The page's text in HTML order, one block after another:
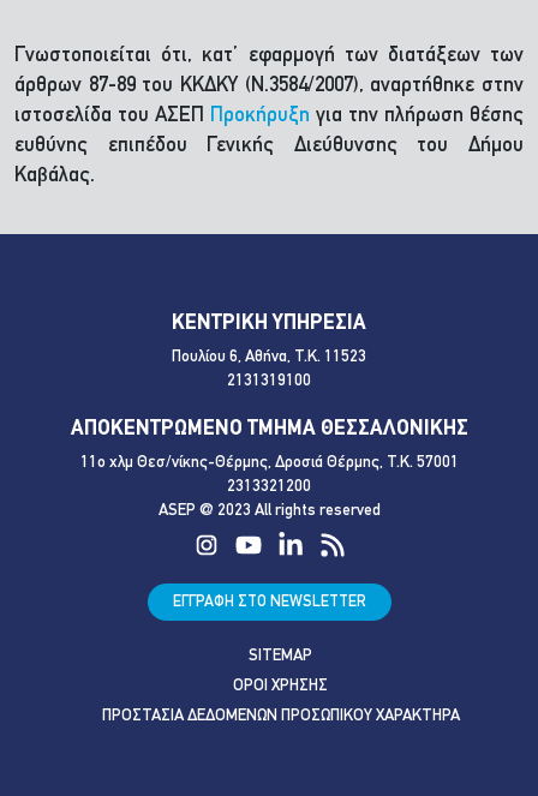
Γνωστοποιείται ότι, κατ’ εφαρμογή των διατάξεων των
άρθρων 87-89 του ΚΚΔΚΥ (Ν.3584/2007), αναρτήθηκε στην
ιστοσελίδα του ΑΣΕΠ
Προκήρυξη για την πλήρωση θέσης
ευθύνης επιπέδου Γενικής Διεύθυνσης του Δήμου
Καβάλας.
ΚΕΝΤΡΙΚΗ ΥΠΗΡΕΣΙΑ
Πουλίου 6, Αθήνα, Τ.Κ. 11523
2131319100
ΑΠΟΚΕΝΤΡΩΜΕΝΟ ΤΜΗΜΑ ΘΕΣΣΑΛΟΝΙΚΗΣ
11ο χλμ Θεσ/νίκης-Θέρμης, Δροσιά Θέρμης, Τ.Κ. 57001
2313321200
ASEP @ 2023 All rights reserved
ΕΓΓΡΑΦΗ ΣΤΟ NEWSLETTER
SITEMAP
ΟΡΟΙ ΧΡΗΣΗΣ
ΠΡΟΣΤΑΣΙΑ ΔΕΔΟΜΕΝΩΝ ΠΡΟΣΩΠΙΚΟΥ ΧΑΡΑΚΤΗΡΑ